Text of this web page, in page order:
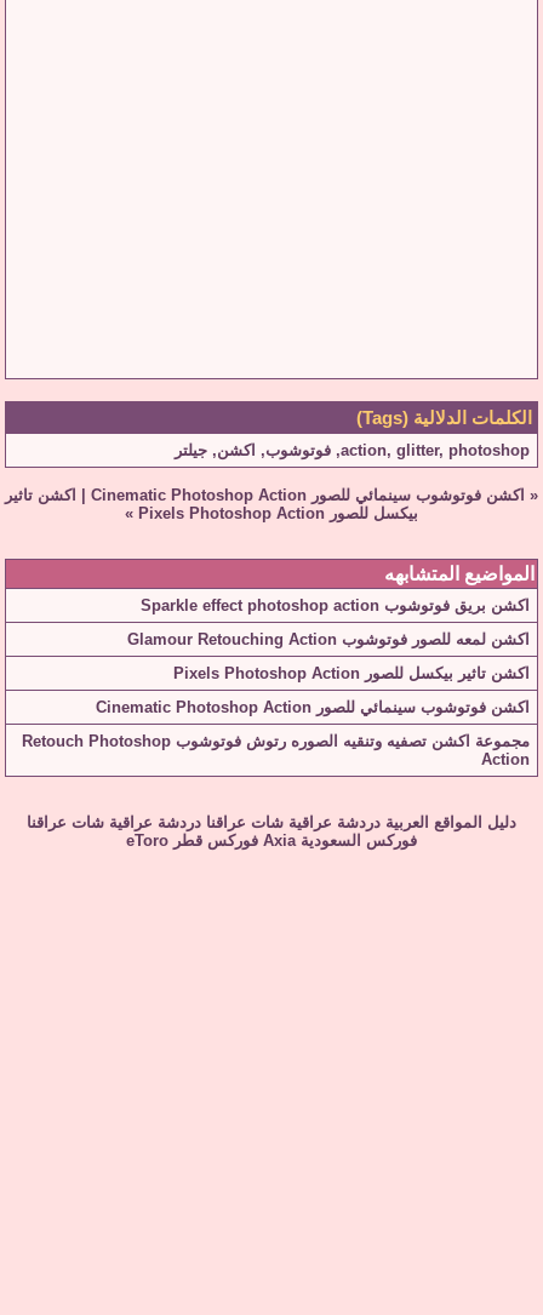
الكلمات الدلالية (Tags)
action, glitter, photoshop
, فوتوشوب, اكشن, جيلتر
« اكشن فوتوشوب سينمائي للصور Cinematic Photoshop Action
اكشن تاثير
بيكسل للصور Pixels Photoshop Action
»
المواضيع المتشابهه
اكشن بريق فوتوشوب Sparkle effect photoshop action
اكشن لمعه للصور فوتوشوب Glamour Retouching Action
اكشن تاثير بيكسل للصور Pixels Photoshop Action
اكشن فوتوشوب سينمائي للصور Cinematic Photoshop Action
مجموعة اكشن تصفيه وتنقيه الصوره رتوش فوتوشوب Retouch Photoshop
Action
دليل المواقع العربية دردشة عراقية شات عراقنا دردشة عراقية شات عراقنا
فوركس السعودية Axia فوركس قطر eToro